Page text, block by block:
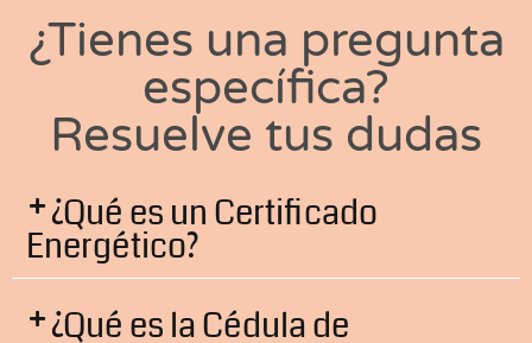
¿Tienes una pregunta
específica?
Resuelve tus dudas
¿Qué es un Certificado
Energético?
¿Qué es la Cédula de